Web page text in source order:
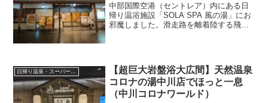
中部国際空港（セントレア）内にある日
帰り温浴施設「SOLA SPA 風の湯」にお
邪魔しました。滑走路を離着陸する飛行
日帰り温泉・スーパー銭湯
【超巨大岩盤浴大広間】天然温泉
コロナの湯中川店でほっと一息
（中川コロナワールド）